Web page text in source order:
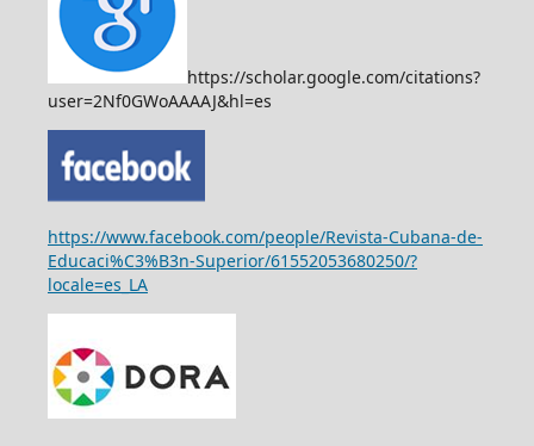
https://scholar.google.com/citations?
user=2Nf0GWoAAAAJ&hl=es
https://www.facebook.com/people/Revista-Cubana-de-
Educaci%C3%B3n-Superior/61552053680250/?
locale=es_LA